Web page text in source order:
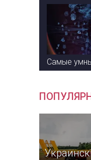
Самые